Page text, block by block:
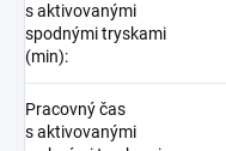
s aktivovanými
spodnými tryskami
(min):
Pracovný čas
s aktivovanými